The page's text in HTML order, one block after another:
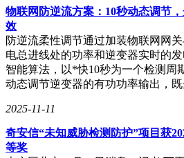
物联网防逆流方案：10秒动态调节
效
防逆流柔性调节通过加装物联网网
电总进线处的功率和逆变器实时的
智能算法，以*快10秒为一个检测周
动态调节逆变器的有功功率输出，
2025-11-11
奇安信“未知威胁检测防护”项目获
等奖